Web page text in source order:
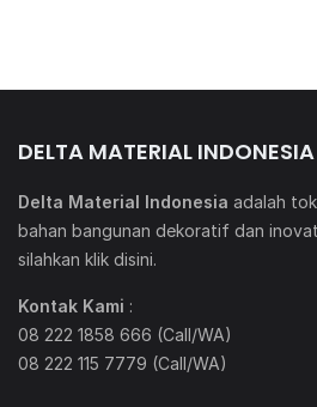
DELTA MATERIAL INDONESIA
Delta Material Indonesia adalah
bahan bangunan dekoratif dan
silahkan klik disini.
Kontak Kami :
08 222 1858 666 (Call/WA)
08 222 115 7779 (Call/WA)